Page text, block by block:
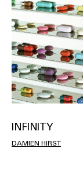
INFINITY
DAMIEN HIRST